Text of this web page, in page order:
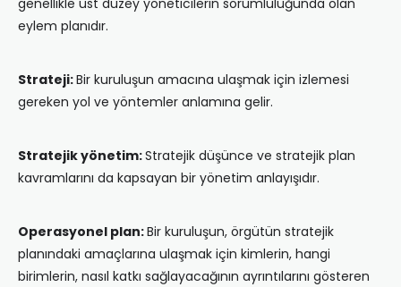
genellikle üst düzey yöneticilerin sorumluluğunda olan
eylem planıdır.
Strateji:Bir kuruluşun amacına ulaşmak için izlemesi
gereken yol ve yöntemler anlamına gelir.
Stratejik yönetim:Stratejik düşünce ve stratejik plan
kavramlarını da kapsayan bir yönetim anlayışıdır.
Operasyonel plan:Bir kuruluşun, örgütün stratejik
planındaki amaçlarına ulaşmak için kimlerin, hangi
birimlerin, nasıl katkı sağlayacağının ayrıntılarını gösteren